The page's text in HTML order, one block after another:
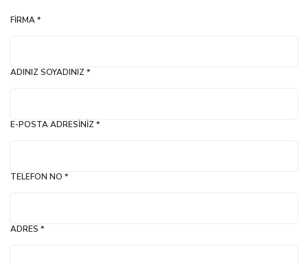
FIRMA *
ADINIZ SOYADINIZ *
E-POSTA ADRESINIZ *
TELEFON NO *
ADRES *